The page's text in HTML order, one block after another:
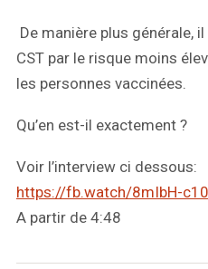
De manière plus générale,
CST par le risque moins
les personnes vaccinées.
Qu’en est-il exactement ?
Voir l’interview ci dessous:
https://fb.watch/8mIbH-
A partir de 4:48